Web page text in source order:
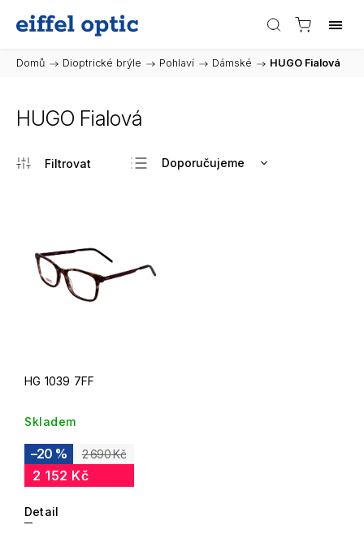
Domů / Dioptrické brýle / Pohlaví / Dámské / HUGO Fialová
HUGO Fialová
Doporučujeme
HG 1039 7FF
Skladem
2 690 Kč
–20 %
2 152 Kč
Detail